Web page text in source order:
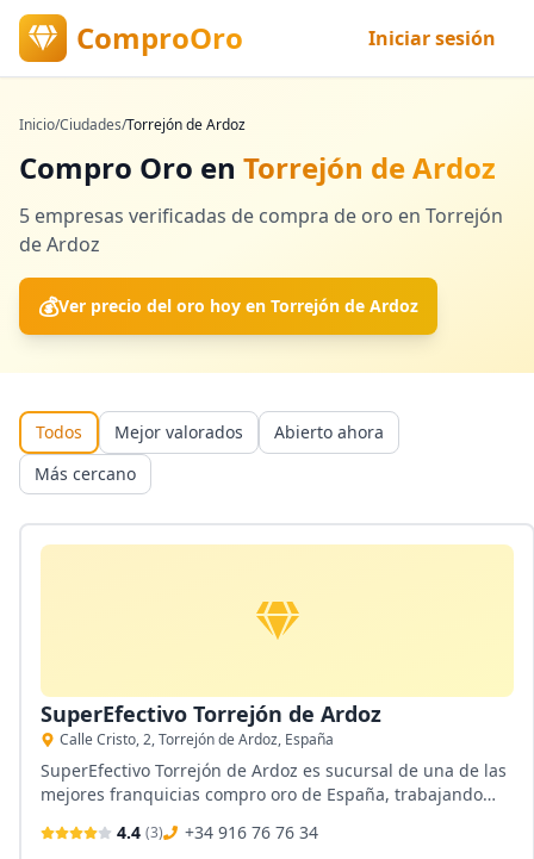
ComproOro Iniciar sesión
Inicio/Ciudades/Torrejón de Ardoz
Compro Oro en Torrejón de Ardoz
5 empresas verificadas de compra de oro en Torrejón
de Ardoz
💰Ver precio del oro hoy en Torrejón de Ardoz
Todos Mejor valorados
Abierto ahora
Más cercano
SuperEfectivo Torrejón de Ardoz
Calle Cristo, 2, Torrejón de Ardoz, España
SuperEfectivo Torrejón de Ardoz es sucursal de una de las
mejores franquicias compro oro de España, trabajando
sede Western Union, Casa de Empeños y Joyería Lowcost.
4.4 (3)
+34 916 76 76 34